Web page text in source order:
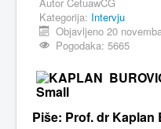
MAGAZIN
FELJTON
SPORT
Kategorija: Intervju
Objavljeno 20
Pogodaka: 5665
Piše: Prof. dr Kaplan